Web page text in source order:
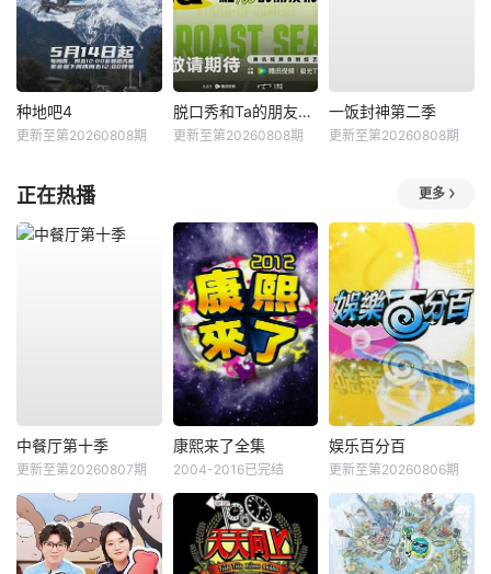
种地吧4
更新至第20260808期
脱口秀和Ta的朋友们第三季
更新至第20260808期
一饭封神第二季
更新至第20260808期
正在热播 更多
中餐厅第十季
更新至第20260807期
康熙来了全集
2004-2016已完结
娱乐百分百
更新至第20260806期